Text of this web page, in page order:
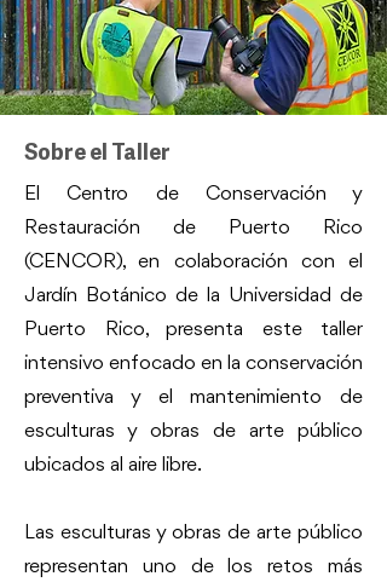
Sobre el Taller
El Centro de Conservación y
Restauración de Puerto Rico
(CENCOR), en colaboración con el
Jardín Botánico de la Universidad de
Puerto Rico, presenta este taller
intensivo enfocado en la conservación
preventiva y el mantenimiento de
esculturas y obras de arte público
ubicados al aire libre.
Las esculturas y obras de arte público
representan uno de los retos más